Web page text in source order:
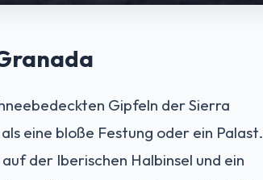
Gipfeln der Sierra
eine bloße Festung oder ein Palast.
der Iberischen Halbinsel und ein